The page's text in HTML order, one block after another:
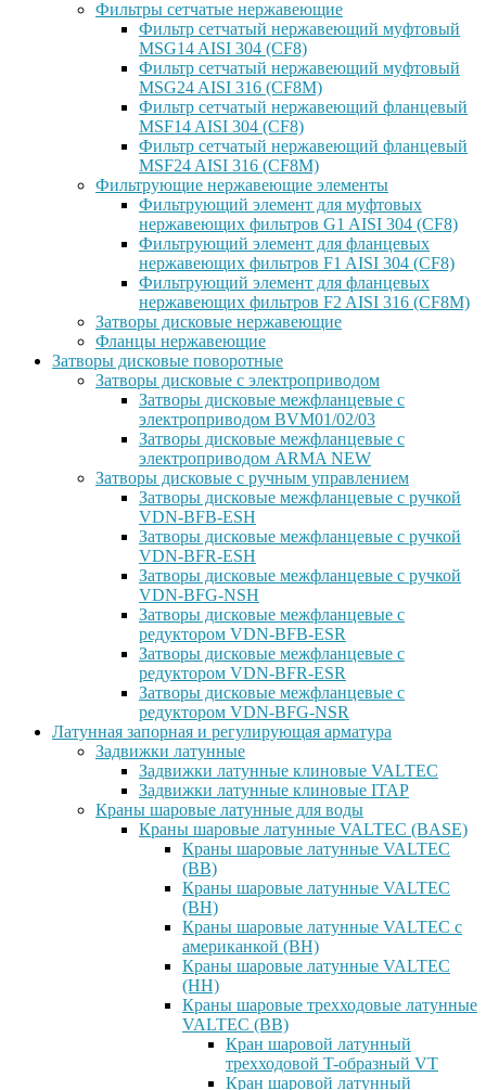
Фильтры сетчатые нержавеющие
Фильтр сетчатый нержавеющий муфтовый
MSG14 AISI 304 (CF8)
Фильтр сетчатый нержавеющий муфтовый
MSG24 AISI 316 (CF8M)
Фильтр сетчатый нержавеющий фланцевый
MSF14 AISI 304 (CF8)
Фильтр сетчатый нержавеющий фланцевый
MSF24 AISI 316 (CF8M)
Фильтрующие нержавеющие элементы
Фильтрующий элемент для муфтовых
нержавеющих фильтров G1 AISI 304 (CF8)
Фильтрующий элемент для фланцевых
нержавеющих фильтров F1 AISI 304 (CF8)
Фильтрующий элемент для фланцевых
нержавеющих фильтров F2 AISI 316 (CF8M)
Затворы дисковые нержавеющие
Фланцы нержавеющие
Затворы дисковые поворотные
Затворы дисковые с электроприводом
Затворы дисковые межфланцевые с
электроприводом BVM01/02/03
Затворы дисковые межфланцевые с
электроприводом ARMA NEW
Затворы дисковые с ручным управлением
Затворы дисковые межфланцевые с ручкой
VDN-BFB-ESH
Затворы дисковые межфланцевые с ручкой
VDN-BFR-ESH
Затворы дисковые межфланцевые с ручкой
VDN-BFG-NSH
Затворы дисковые межфланцевые с
редуктором VDN-BFB-ESR
Затворы дисковые межфланцевые с
редуктором VDN-BFR-ESR
Затворы дисковые межфланцевые с
редуктором VDN-BFG-NSR
Латунная запорная и регулирующая арматура
Задвижки латунные
Задвижки латунные клиновые VALTEC
Задвижки латунные клиновые ITAP
Краны шаровые латунные для воды
Краны шаровые латунные VALTEC (BASE)
Краны шаровые латунные VALTEC
(ВВ)
Краны шаровые латунные VALTEC
(ВН)
Краны шаровые латунные VALTEC с
американкой (ВН)
Краны шаровые латунные VALTEC
(НН)
Краны шаровые трехходовые латунные
VALTEC (ВВ)
Кран шаровой латунный
трехходовой T-образный VT
Кран шаровой латунный